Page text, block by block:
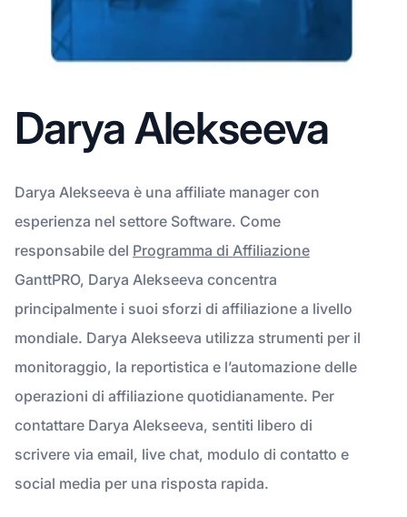
Darya Alekseeva
Darya Alekseeva è una affiliate manager con
esperienza nel settore Software. Come
responsabile del Programma di Affiliazione
GanttPRO, Darya Alekseeva concentra
principalmente i suoi sforzi di affiliazione a livello
mondiale. Darya Alekseeva utilizza strumenti per il
monitoraggio, la reportistica e l’automazione delle
operazioni di affiliazione quotidianamente. Per
contattare Darya Alekseeva, sentiti libero di
scrivere via email, live chat, modulo di contatto e
social media per una risposta rapida.